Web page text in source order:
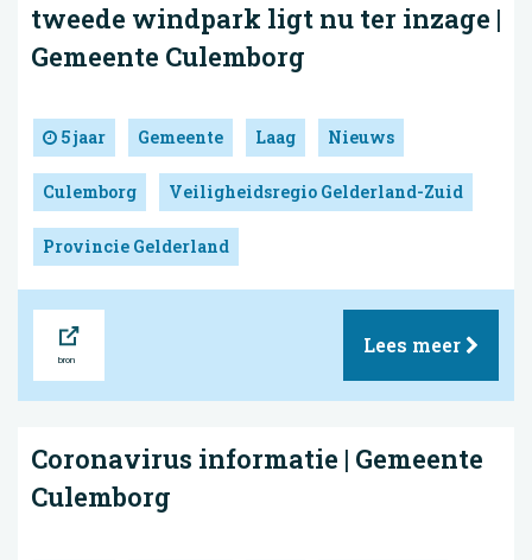
tweede windpark ligt nu ter inzage |
Gemeente Culemborg
5 jaar Gemeente Laag Nieuws
Culemborg Veiligheidsregio Gelderland-Zuid
Provincie Gelderland
Lees meer
Coronavirus informatie | Gemeente
Culemborg